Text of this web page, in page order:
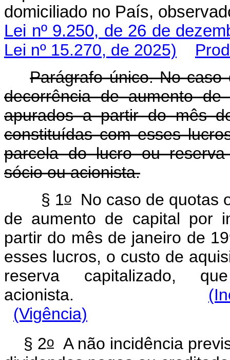
domiciliado no País,
Lei nº 9.250, de 26 de
Lei nº 15.270, de 2025)
Parágrafo único. No
decorrência de aumento
apurados a partir do mês
constituídas com esses
parcela do lucro ou
sócio ou acionista.
§ 1o No caso de quotas
de aumento de capital por
partir do mês de janeiro de
esses lucros, o custo de
reserva capitalizado,
acionista.
(Vigência)
§ 2o A não incidência